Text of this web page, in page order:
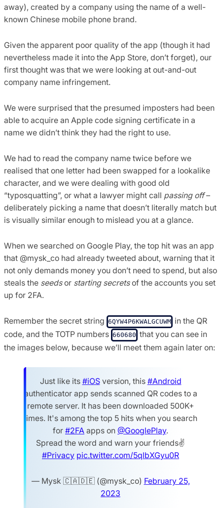
away), created by a company using the name of a well-
known Chinese mobile phone brand.
Given the apparent poor quality of the app (though it had
nevertheless made it into the App Store, don’t forget), our
first thought was that we were looking at out-and-out
company name infringement.
We were surprised that the presumed imposters had been
able to acquire an Apple code signing certificate in a
name we didn’t think they had the right to use.
We had to read the company name twice before we
realised that one letter had been swapped for a lookalike
character, and we were dealing with good old
“typosquatting”, or what a lawyer might call passing off–
deliberately picking a name that doesn’t literally match but
is visually similar enough to mislead you at a glance.
When we searched on Google Play, the top hit was an app
that @mysk_co had already tweeted about, warning that it
not only demands money you don’t need to spend, but also
steals the seedsor starting secretsof the accounts you set
up for 2FA.
Remember the secret string 6QYW4P6K­WALGCUWM in the QR
code, and the TOTP numbers 660680 that you can see in
the images below, because we’ll meet them again later on:
Just like its #iOSversion, this #Android
authenticator app sends scanned QR codes to a
remote server. It has been downloaded 500K+
times. It's among the top 5 hits when you search
for #2FA apps on @GooglePlay.
Spread the word and warn your friends✌️
#Privacy pic.twitter.com/5qlbXGyu0R
— Mysk 🇨🇦🇩🇪 (@mysk_co) February 25,
2023